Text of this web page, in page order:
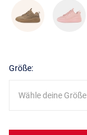
Größe:
Wähle deine Größe